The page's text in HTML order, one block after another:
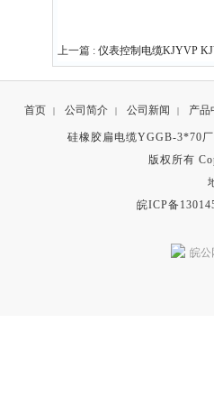
上一篇 : 仪表控制电缆​KJYVP
首页 | 公司简介 | 公司新闻 | 产品
硅橡胶扁电缆​YGGB-3*70
版权所有
皖ICP备
皖公